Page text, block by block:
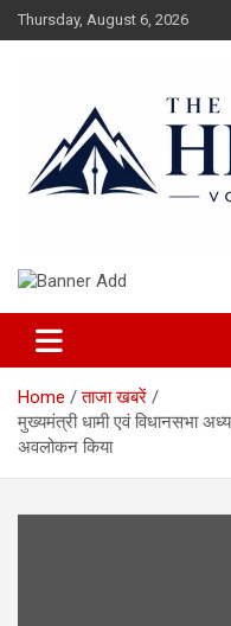
Skip
to
Thursday, August 6, 2026
The Hillpost
Home
ताजा खबरें
मुख्यमंत्री धामी एवं विधानसभा
अवलोकन किया